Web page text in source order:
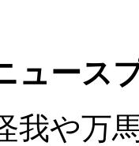
ュース
我や万